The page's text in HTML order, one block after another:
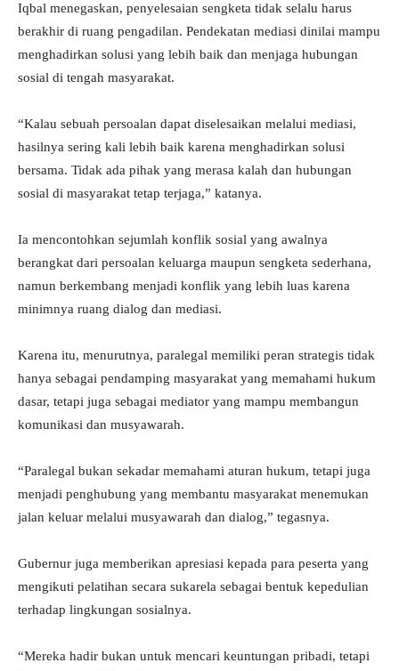
Iqbal menegaskan, penyelesaian sengketa tidak selalu harus
berakhir di ruang pengadilan. Pendekatan mediasi dinilai mampu
menghadirkan solusi yang lebih baik dan menjaga hubungan
sosial di tengah masyarakat.
“Kalau sebuah persoalan dapat diselesaikan melalui mediasi,
hasilnya sering kali lebih baik karena menghadirkan solusi
bersama. Tidak ada pihak yang merasa kalah dan hubungan
sosial di masyarakat tetap terjaga,” katanya.
Ia mencontohkan sejumlah konflik sosial yang awalnya
berangkat dari persoalan keluarga maupun sengketa sederhana,
namun berkembang menjadi konflik yang lebih luas karena
minimnya ruang dialog dan mediasi.
Karena itu, menurutnya, paralegal memiliki peran strategis tidak
hanya sebagai pendamping masyarakat yang memahami hukum
dasar, tetapi juga sebagai mediator yang mampu membangun
komunikasi dan musyawarah.
“Paralegal bukan sekadar memahami aturan hukum, tetapi juga
menjadi penghubung yang membantu masyarakat menemukan
jalan keluar melalui musyawarah dan dialog,” tegasnya.
Gubernur juga memberikan apresiasi kepada para peserta yang
mengikuti pelatihan secara sukarela sebagai bentuk kepedulian
terhadap lingkungan sosialnya.
“Mereka hadir bukan untuk mencari keuntungan pribadi, tetapi